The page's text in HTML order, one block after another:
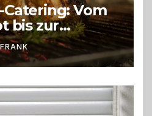
Vom
bis zur
Events,
und
FRANK